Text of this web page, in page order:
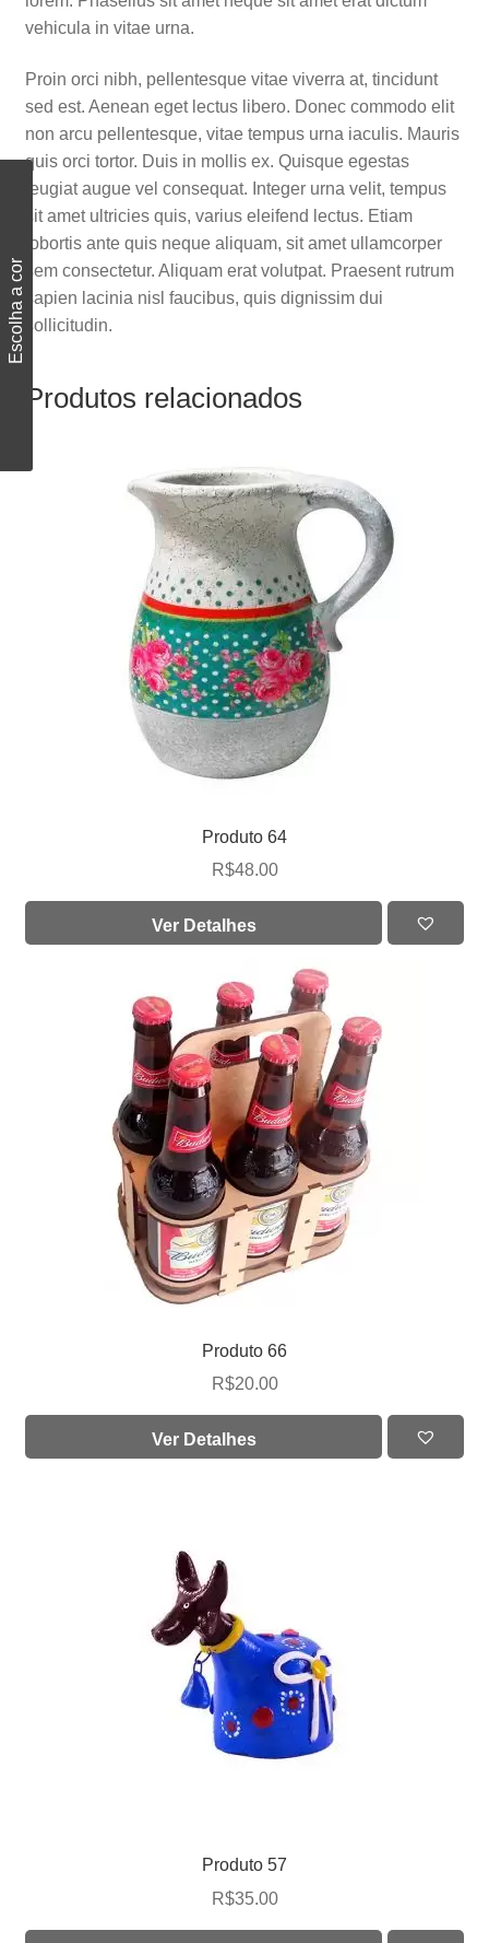
vehicula in vitae urna.
Proin orci nibh, pellentesque vitae viverra at, tincidunt
sed est. Aenean eget lectus libero. Donec commodo elit
non arcu pellentesque, vitae tempus urna iaculis. Mauris
quis orci tortor. Duis in mollis ex. Quisque egestas
feugiat augue vel consequat. Integer urna velit, tempus
sit amet ultricies quis, varius eleifend lectus. Etiam
lobortis ante quis neque aliquam, sit amet ullamcorper
sem consectetur. Aliquam erat volutpat. Praesent rutrum
sapien lacinia nisl faucibus, quis dignissim dui
sollicitudin.
Produtos relacionados
Produto 64
R$48.00
Ver Detalhes
Produto 66
R$20.00
Ver Detalhes
Produto 57
R$35.00
Escolha a cor